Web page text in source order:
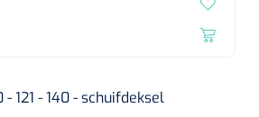
121 - 140 - schuifdeksel